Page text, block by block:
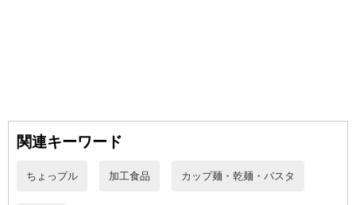
・賞味期限：製造日より180日
・原材料/材質/素材：
関連キーワード
ちょっプル 加工食品 カップ麺・乾麺・パスタ